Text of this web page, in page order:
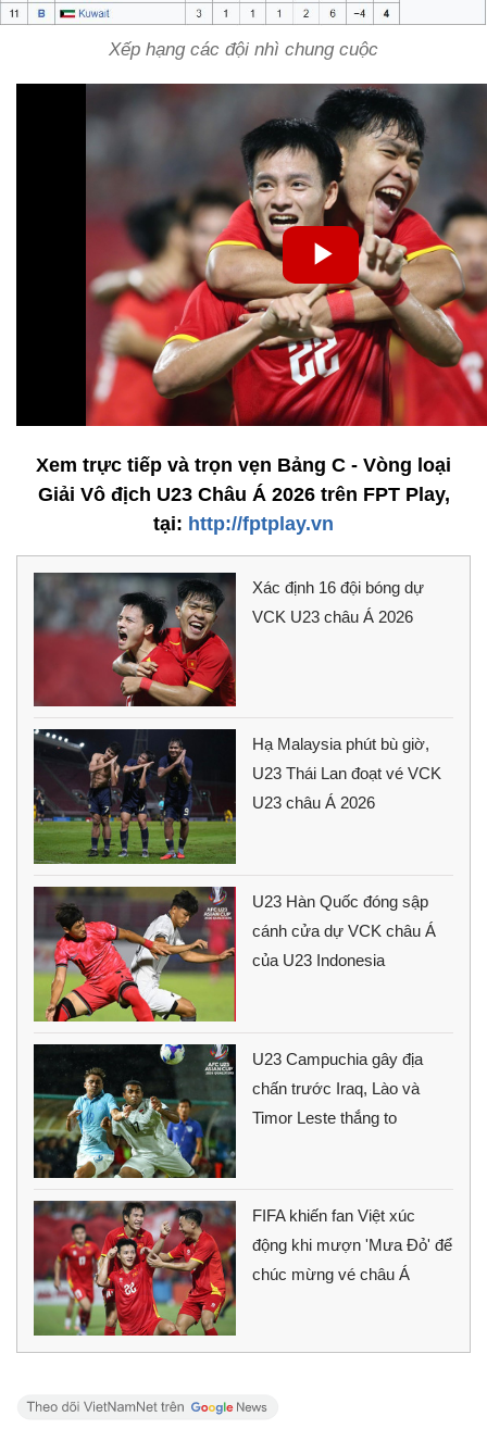
Xếp hạng các đội nhì chung cuộc
Xem trực tiếp và trọn vẹn Bảng C - Vòng loại
Giải Vô địch U23 Châu Á 2026 trên FPT Play,
tại: http://fptplay.vn
Xác định 16 đội bóng dự
VCK U23 châu Á 2026
Hạ Malaysia phút bù giờ,
U23 Thái Lan đoạt vé VCK
U23 châu Á 2026
U23 Hàn Quốc đóng sập
cánh cửa dự VCK châu Á
của U23 Indonesia
U23 Campuchia gây địa
chấn trước Iraq, Lào và
Timor Leste thắng to
FIFA khiến fan Việt xúc
động khi mượn 'Mưa Đỏ' để
chúc mừng vé châu Á